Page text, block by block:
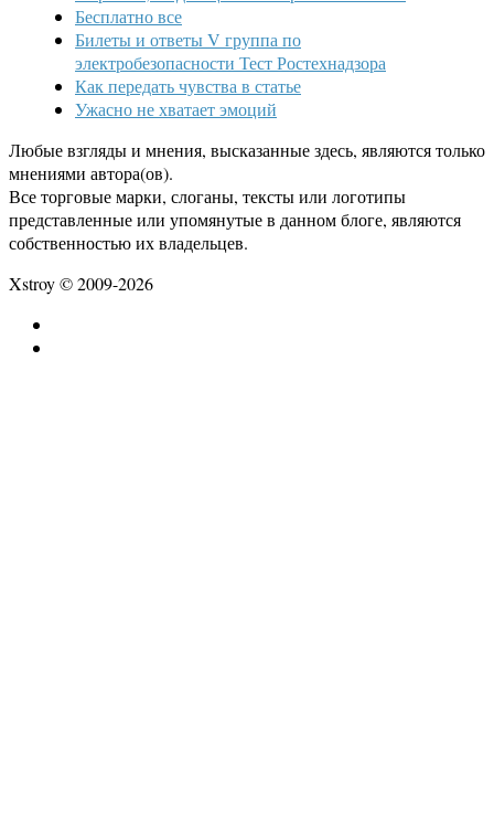
Бесплатно все
Билеты и ответы V группа по
электробезопасности Тест Ростехнадзора
Как передать чувства в статье
Ужасно не хватает эмоций
Любые взгляды и мнения, высказанные здесь, являются только
мнениями автора(ов).
Все торговые марки, слоганы, тексты или логотипы
представленные или упомянутые в данном блоге, являются
собственностью их владельцев.
Xstroy © 2009-2026